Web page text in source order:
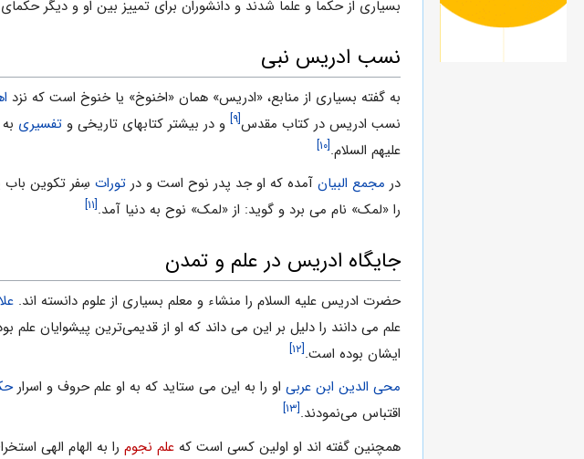
بسیاری از حکما و علما شدند و دانشوران برای تمییز بین او و دیگر
نسب ادریس نبی
به گفته بسیاری از منابع، «ادریس» همان «اخنوخ» یا خنوخ است که نزد
نسب ادریس در کتاب مقدس[۹] و در بیش‏تر کتاب‏هاى تاریخى و تفسیرى
علیهم السلام‏.[۱۰]
در مجمع البیان آمده که او جد پدر نوح است و در تورات
را «لمک» نام مى برد و گوید: از «لمک» نوح به دنیا آمد.[۱۱]
جایگاه ادریس در علم و تمدن
حضرت ادریس علیه السلام را منشاء و معلم بسیاری از علوم دانسته اند.
علم می دانند را دلیل بر این می داند که او از قدیمى‏‌ترین پیشوایان
ایشان بوده است.[۱۲]
محی الدین ابن عربی او را به این می ستاید که به او علم حروف و اسرار
اقتباس می‌نمودند.[۱۳]
همچنین گفته اند او اولین کسی است که علم نجوم را به الهام الهی